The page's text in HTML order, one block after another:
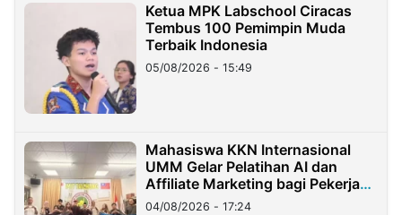
Ketua MPK Labschool Ciracas
Tembus 100 Pemimpin Muda
Terbaik Indonesia
05/08/2026 - 15:49
Mahasiswa KKN Internasional
UMM Gelar Pelatihan AI dan
Affiliate Marketing bagi Pekerja
Migran Indonesia di Taiwan
04/08/2026 - 17:24